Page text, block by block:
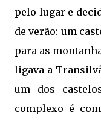
pelo lugar e
de verão: um
para as
ligava a
um dos
complexo é